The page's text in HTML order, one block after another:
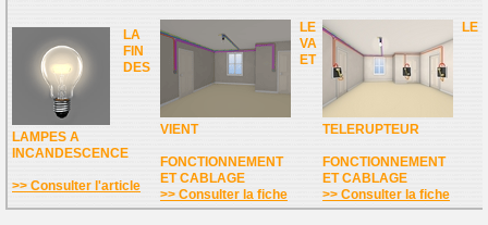
LA
FIN
DES
LAMPES A
INCANDESCENCE
>> Consulter l'article
LE
VA
ET
VIENT
FONCTIONNEMENT
ET CABLAGE
>> Consulter la fiche
LE
TELERUPTEUR
FONCTIONNEMENT
ET CABLAGE
>> Consulter la fiche